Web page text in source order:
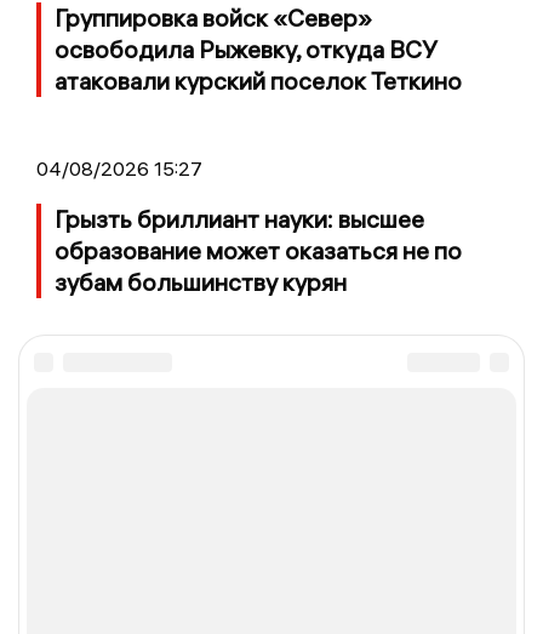
Группировка войск «Север»
освободила Рыжевку, откуда ВСУ
атаковали курский поселок Теткино
04/08/2026 15:27
Грызть бриллиант науки: высшее
образование может оказаться не по
зубам большинству курян